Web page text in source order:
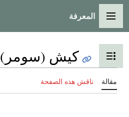
القائمة الرئيسية
المعرفة
تبديل عرض جدول المحتويات
كيش (سومر)
مقالة ناقش هذه الصفحة